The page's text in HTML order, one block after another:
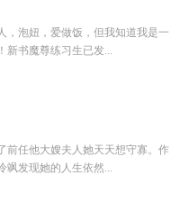
，泡妞，爱做饭，但我知道我是一
新书魔尊练习生已发...
前任他大嫂夫人她天天想守寡。作
飒发现她的人生依然...